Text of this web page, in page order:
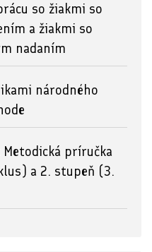
so žiakmi so
a žiakmi so
nadaním
národného
príručka
a 2. stupeň (3.